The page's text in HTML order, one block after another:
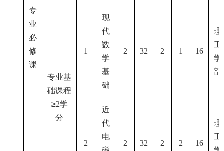
专
业
必
修
课
专业基
础课程
≥2学
分
1
现
代
数
学
基
础
2 32 2 1 16
理
工
学
部
2
近
代
电
2 32 2 2 16
理
工